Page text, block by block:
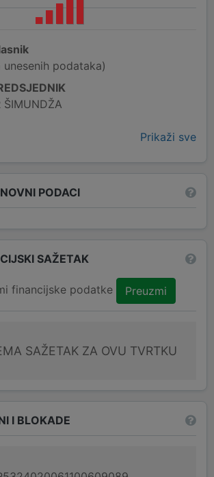
unesenih podataka)
ŠIMUNDŽA
Prikaži sve
PODACI
SAŽETAK
financijske podatke Preuzmi
SAŽETAK ZA OVU TVRTKU
I BLOKADE